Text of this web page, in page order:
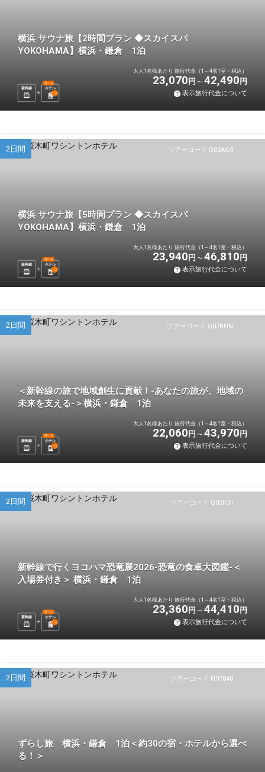
横浜 サウナ旅【2時間プラン ◆スカイスパ
YOKOHAMA】横浜・鎌倉 1泊
新幹線 ホテル
選べる
1 泊
大人1名様あたり 旅行代金（1～4名1室・税込）
23,070 円 42,490 円
表示旅行代金について
ツアーコード Q02AG9
2日間
横浜 サウナ旅【5時間プラン ◆スカイスパ
YOKOHAMA】横浜・鎌倉 1泊
新幹線 ホテル
選べる
1 泊
大人1名様あたり 旅行代金（1～4名1室・税込）
23,940 円 46,810 円
表示旅行代金について
ツアーコード Q02BNN
2日間
＜新幹線の旅で地域創生に貢献！-あなたの旅が、地域の
未来を支える-＞横浜・鎌倉 1泊
新幹線 ホテル
選べる
1 泊
大人1名様あたり 旅行代金（1～4名1室・税込）
22,060 円 43,970 円
表示旅行代金について
ツアーコード Q02ICH
2日間
新幹線で行くヨコハマ恐竜展2026-恐竜の食卓大図鑑-＜
入場券付き＞ 横浜・鎌倉 1泊
新幹線 ホテル
選べる
1 泊
大人1名様あたり 旅行代金（1～4名1室・税込）
23,360 円 44,410 円
表示旅行代金について
ツアーコード N97840
2日間
ずらし旅 横浜・鎌倉 1泊＜約30の宿・ホテルから選べ
る！＞